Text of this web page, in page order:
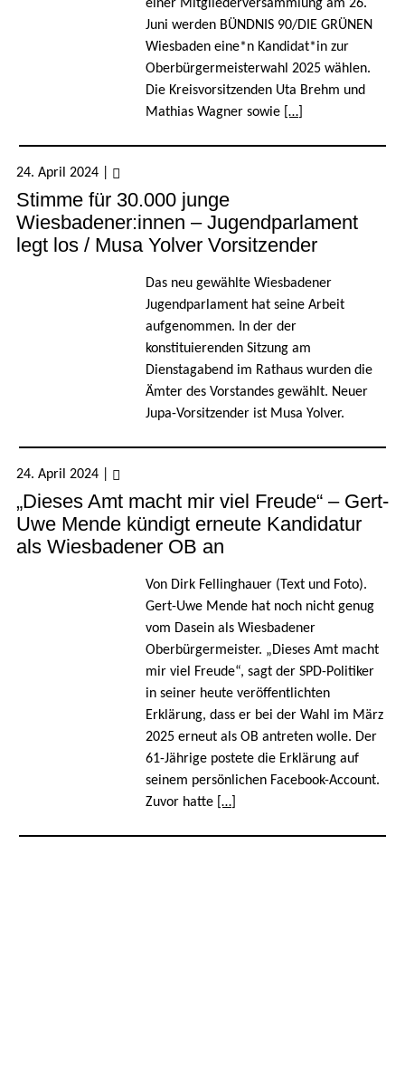
einer Mitgliederversammlung am 26.
Juni werden BÜNDNIS 90/DIE GRÜNEN
Wiesbaden eine*n Kandidat*in zur
Oberbürgermeisterwahl 2025 wählen.
Die Kreisvorsitzenden Uta Brehm und
Mathias Wagner sowie […]
24. April 2024
Stimme für 30.000 junge
Wiesbadener:innen – Jugendparlament
legt los / Musa Yolver Vorsitzender
Das neu gewählte Wiesbadener
Jugendparlament hat seine Arbeit
aufgenommen. In der der
konstituierenden Sitzung am
Dienstagabend im Rathaus wurden die
Ämter des Vorstandes gewählt. Neuer
Jupa-Vorsitzender ist Musa Yolver.
24. April 2024
„Dieses Amt macht mir viel Freude“ – Gert-
Uwe Mende kündigt erneute Kandidatur
als Wiesbadener OB an
Von Dirk Fellinghauer (Text und Foto).
Gert-Uwe Mende hat noch nicht genug
vom Dasein als Wiesbadener
Oberbürgermeister. „Dieses Amt macht
mir viel Freude“, sagt der SPD-Politiker
in seiner heute veröffentlichten
Erklärung, dass er bei der Wahl im März
2025 erneut als OB antreten wolle. Der
61-Jährige postete die Erklärung auf
seinem persönlichen Facebook-Account.
Zuvor hatte […]